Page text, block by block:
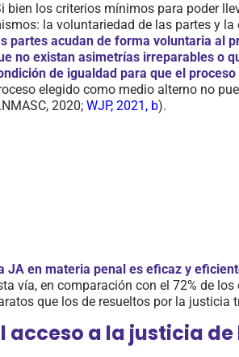
bien los criterios mínimos para poder
la voluntariedad de las partes y
partes acudan de forma voluntaria al
no existan asimetrías irreparables o
de igualdad para que el
elegido como medio alterno no
2020; WJP, 2021, b).
JA en materia penal es eficaz y
vía, en comparación con el 72% de
que los de resueltos por la justicia
acceso a la justicia